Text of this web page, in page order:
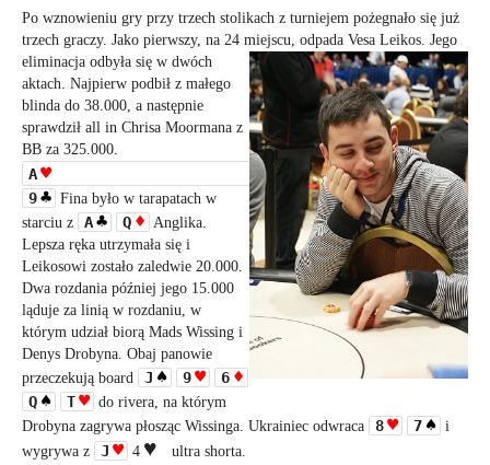
Po wznowieniu gry przy trzech stolikach z turniejem pożegnało się już
trzech graczy. Jako pierwszy, na 24 miejscu, odpada Vesa Leikos. Jego
eliminacja odbyła się w dwóch
aktach. Najpierw podbił z małego
blinda do 38.000, a następnie
sprawdził all in Chrisa Moormana z
BB za 325.000.
A
9
Fina było w tarapatach w
starciu z
A Q
Anglika.
Lepsza ręka utrzymała się i
Leikosowi zostało zaledwie 20.000.
Dwa rozdania później jego 15.000
ląduje za linią w rozdaniu, w
którym udział biorą Mads Wissing i
Denys Drobyna. Obaj panowie
przeczekują board
J 9
6
Q
T
do rivera, na którym
Drobyna zagrywa płosząc Wissinga. Ukrainiec odwraca
8 7
i
wygrywa z
J 4 ultra shorta.